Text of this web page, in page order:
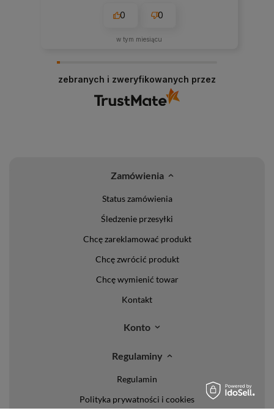
0 0
w tym miesiącu
zebranych i zweryfikowanych przez
Zamówienia
Status zamówienia
Śledzenie przesyłki
Chcę zareklamować produkt
Chcę zwrócić produkt
Chcę wymienić towar
Kontakt
Konto
Regulaminy
Regulamin
Polityka prywatności i cookies